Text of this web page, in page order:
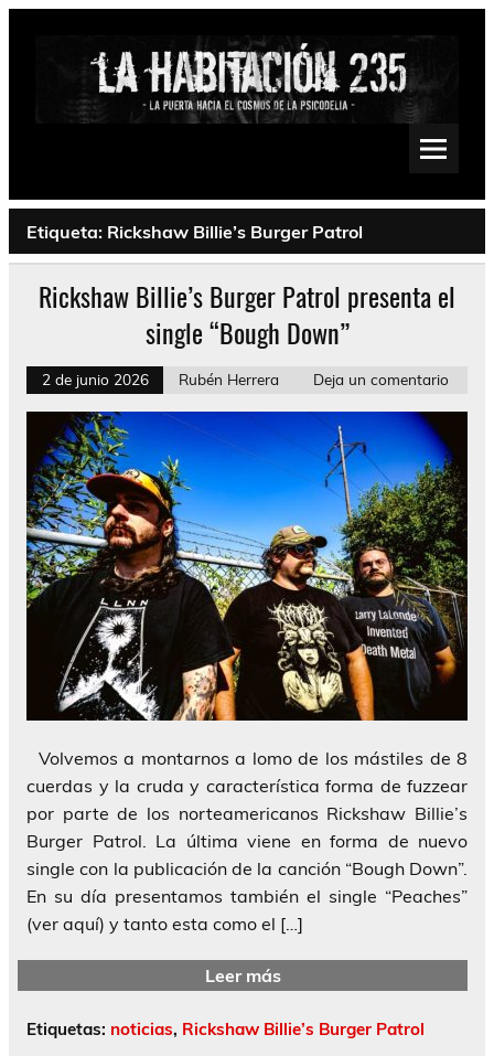
Saltar
Psychedelic, Stoner, Doom, Sludge, Fuzz, Space, Drone
Etiqueta: Rickshaw Billie’s Burger Patrol
Rickshaw Billie’s Burger Patrol presenta el
single “Bough Down”
2 de junio 2026 Rubén Herrera Deja un comentario
Volvemos a montarnos a lomo de los mástiles de 8
cuerdas y la cruda y característica forma de fuzzear
por parte de los norteamericanos Rickshaw Billie’s
Burger Patrol. La última viene en forma de nuevo
single con la publicación de la canción “Bough Down”.
En su día presentamos también el single “Peaches”
(ver aquí) y tanto esta como el […]
Leer más
Etiquetas: noticias, Rickshaw Billie’s Burger Patrol